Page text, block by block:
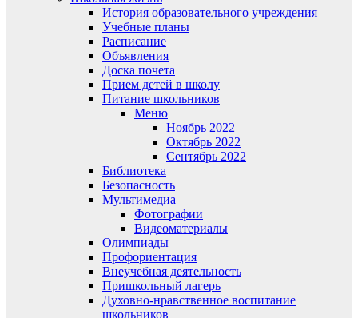
История образовательного учреждения
Учебные планы
Расписание
Объявления
Доска почета
Прием детей в школу
Питание школьников
Меню
Ноябрь 2022
Октябрь 2022
Сентябрь 2022
Библиотека
Безопасность
Мультимедиа
Фотографии
Видеоматериалы
Олимпиады
Профориентация
Внеучебная деятельность
Пришкольный лагерь
Духовно-нравственное воспитание
школьников